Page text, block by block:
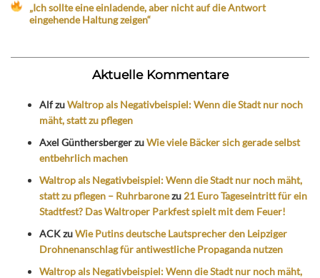
„Ich sollte eine einladende, aber nicht auf die Antwort
eingehende Haltung zeigen“
Aktuelle Kommentare
AlfzuWaltrop als Negativbeispiel: Wenn die Stadt nur noch
mäht, statt zu pflegen
Axel GünthersbergerzuWie viele Bäcker sich gerade selbst
entbehrlich machen
Waltrop als Negativbeispiel: Wenn die Stadt nur noch mäht,
statt zu pflegen – Ruhrbaronezu 21 Euro Tageseintritt für ein
Stadtfest? Das Waltroper Parkfest spielt mit dem Feuer!
ACKzuWie Putins deutsche Lautsprecher den Leipziger
Drohnenanschlag für antiwestliche Propaganda nutzen
Waltrop als Negativbeispiel: Wenn die Stadt nur noch mäht,